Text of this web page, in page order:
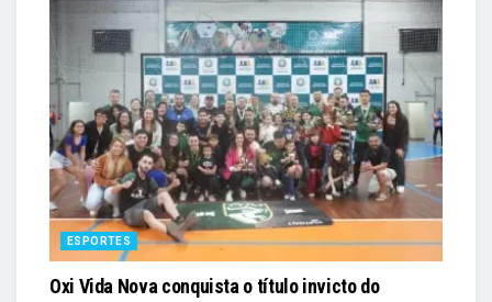
ESPORTES
Oxi Vida Nova conquista o título invicto do